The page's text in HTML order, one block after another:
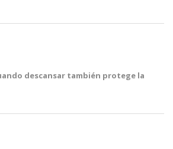
descansar también protege la